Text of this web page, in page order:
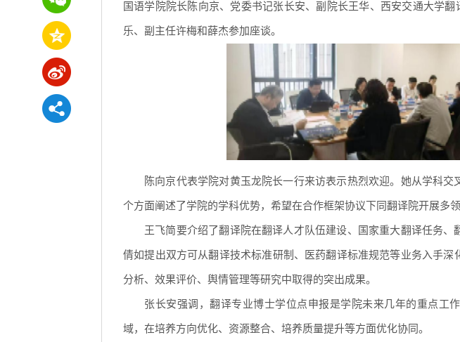
国语学院院长陈向京、党委书记张长安、副院长王华、西安交通大学
乐、副主任许梅和薛杰参加座谈。
陈向京代表学院对黄玉龙院长一行来访表示热烈欢迎。她从学科
个方面阐述了学院的学科优势，希望在合作框架协议下同翻译院开展多领
王飞简要介绍了翻译院在翻译人才队伍建设、国家重大翻译任务
倩如提出双方可从翻译技术标准研制、医药翻译标准规范等业务入手
分析、效果评价、舆情管理等研究中取得的突出成果。
张长安强调，翻译专业博士学位点申报是学院未来几年的重点工
域，在培养方向优化、资源整合、培养质量提升等方面优化协同。